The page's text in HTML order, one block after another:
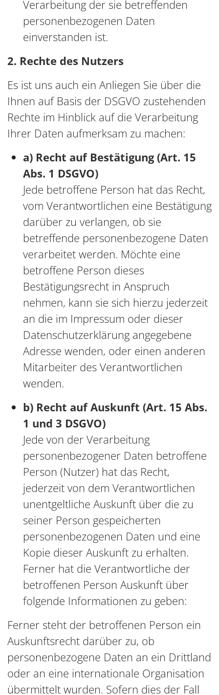
Verarbeitung der sie betreffenden
personenbezogenen Daten
einverstanden ist.
2. Rechte des Nutzers
Es ist uns auch ein Anliegen Sie über die
Ihnen auf Basis der DSGVO zustehenden
Rechte im Hinblick auf die Verarbeitung
Ihrer Daten aufmerksam zu machen:
a) Recht auf Bestätigung (Art. 15
Abs. 1 DSGVO)
Jede betroffene Person hat das Recht,
vom Verantwortlichen eine Bestätigung
darüber zu verlangen, ob sie
betreffende personenbezogene Daten
verarbeitet werden. Möchte eine
betroffene Person dieses
Bestätigungsrecht in Anspruch
nehmen, kann sie sich hierzu jederzeit
an die im Impressum oder dieser
Datenschutzerklärung angegebene
Adresse wenden, oder einen anderen
Mitarbeiter des Verantwortlichen
wenden.
b) Recht auf Auskunft (Art. 15 Abs.
1 und 3 DSGVO)
Jede von der Verarbeitung
personenbezogener Daten betroffene
Person (Nutzer) hat das Recht,
jederzeit von dem Verantwortlichen
unentgeltliche Auskunft über die zu
seiner Person gespeicherten
personenbezogenen Daten und eine
Kopie dieser Auskunft zu erhalten.
Ferner hat die Verantwortliche der
betroffenen Person Auskunft über
folgende Informationen zu geben:
Ferner steht der betroffenen Person ein
Auskunftsrecht darüber zu, ob
personenbezogene Daten an ein Drittland
oder an eine internationale Organisation
übermittelt wurden. Sofern dies der Fall